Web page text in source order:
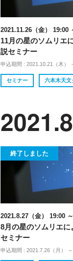
2021.11.26（金） 19:00
11月の星のソムリエ
説セミナー
申込期間 : 2021.10.21（木）
セミナー 六本木天文
終了しました
2021.8.27（金） 19:00
8月の星のソムリエ
セミナー
申込期間 : 2021.7.26（月） ～